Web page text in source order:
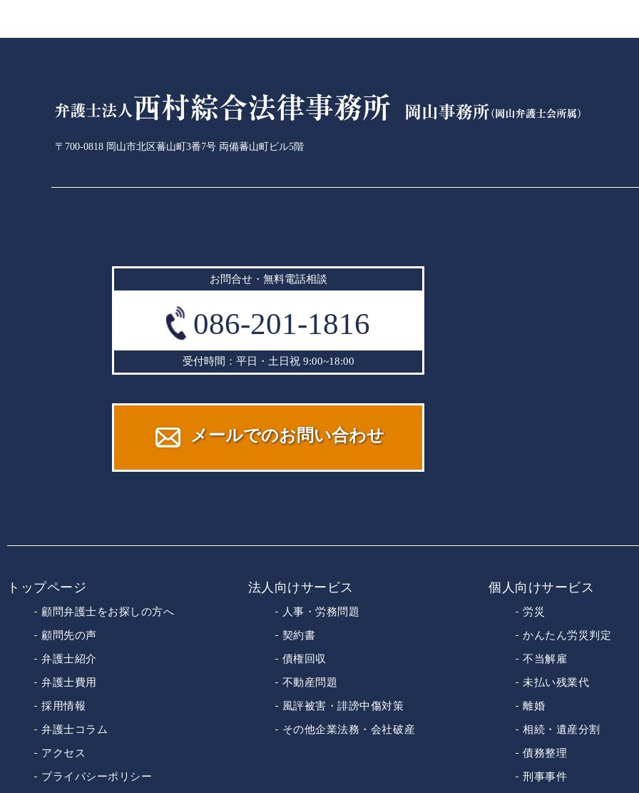
〒700-0818 岡山市北区蕃山町3番7号 両備蕃山町ビル5階
お問合せ・無料電話相談
086-201-1816
受付時間：平日・土日祝 9:00~18:00
メールでのお問い合わせ
トップページ
顧問弁護士をお探しの方へ
顧問先の声
弁護士紹介
弁護士費用
採用情報
弁護士コラム
アクセス
プライバシーポリシー
法人向けサービス
人事・労務問題
契約書
債権回収
不動産問題
風評被害・誹謗中傷対策
その他企業法務・会社破産
個人向けサービス
労災
かんたん労災判定
不当解雇
未払い残業代
離婚
相続・遺産分割
債務整理
刑事事件